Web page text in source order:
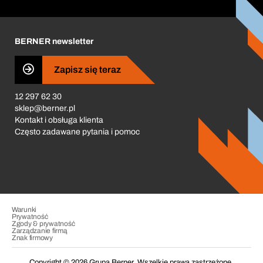
BERNER newsletter
Zapisz się teraz
12 297 62 30
sklep@berner.pl
Kontakt i obsługa klienta
Często zadawane pytania i pomoc
Warunki
Prywatność
Zgody & prywatność
Zarządzanie firmą
Znak firmowy